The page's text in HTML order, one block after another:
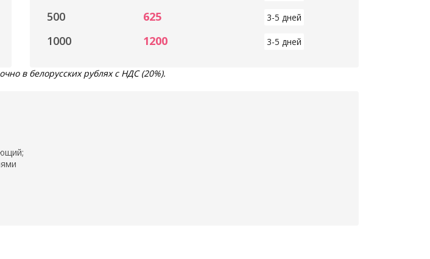
500 625 3-5 дней
1000 1200 3-5 дней
в белорусских рублях с НДС (20%).